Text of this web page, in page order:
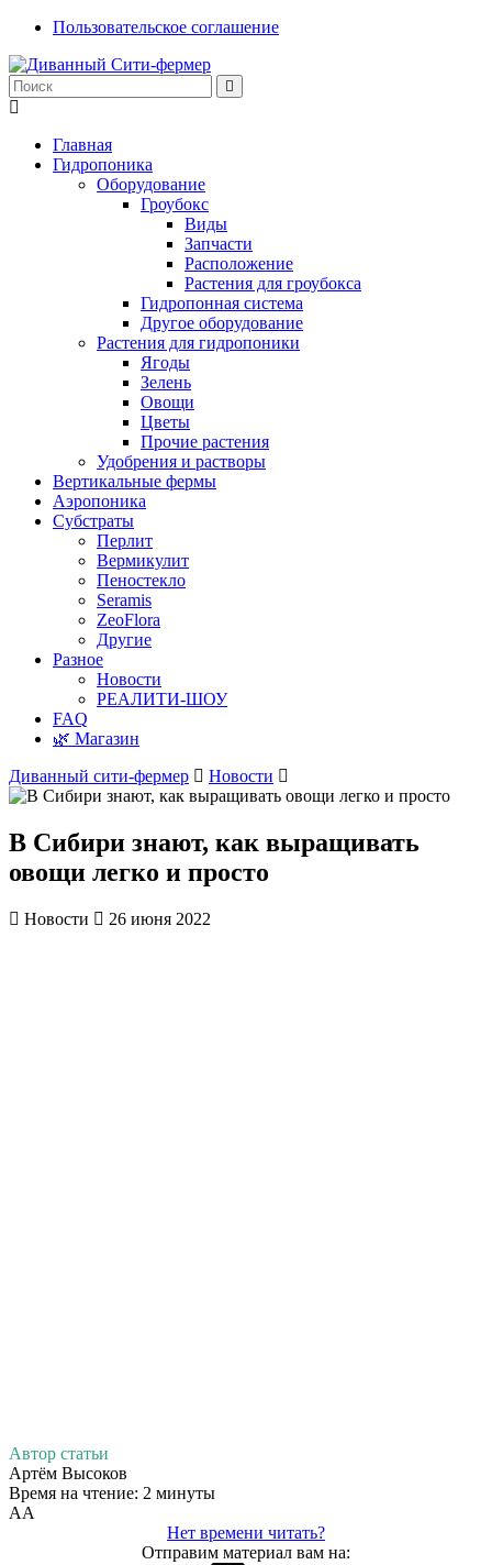
Пользовательское соглашение
Главная
Гидропоника
Оборудование
Гроубокс
Виды
Запчасти
Расположение
Растения для гроубокса
Гидропонная система
Другое оборудование
Растения для гидропоники
Ягоды
Зелень
Овощи
Цветы
Прочие растения
Удобрения и растворы
Вертикальные фермы
Аэропоника
Субстраты
Перлит
Вермикулит
Пеностекло
Seramis
ZeoFlora
Другие
Разное
Новости
РЕАЛИТИ-ШОУ
FAQ
🌿 Магазин
Диванный сити-фермер
Новости
В Сибири знают, как выращивать
овощи легко и просто
Новости 26 июня 2022
Автор статьи
Артём Высоков
Время на чтение: 2 минуты
АА
Нет времени читать?
Отправим материал вам на: